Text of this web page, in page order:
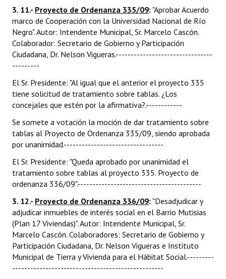
3. 11.- Proyecto de Ordenanza 335/09: "Aprobar Acuerdo
marco de Cooperación con la Universidad Nacional de Río
Negro". Autor: Intendente Municipal, Sr. Marcelo Cascón.
Colaborador: Secretario de Gobierno y Participación
Ciudadana, Dr. Nelson Vigueras.--------------------------------
---------
El Sr. Presidente: "Al igual que el anterior el proyecto 335
tiene solicitud de tratamiento sobre tablas. ¿Los
concejales que estén por la afirmativa?.------------
Se somete a votación la moción de dar tratamiento sobre
tablas al Proyecto de Ordenanza 335/09, siendo aprobada
por unanimidad.---------------------------------
El Sr. Presidente: "Queda aprobado por unanimidad el
tratamiento sobre tablas al proyecto 335. Proyecto de
ordenanza 336/09".-----------------------------------------
3. 12.- Proyecto de Ordenanza 336/09: "Desadjudicar y
adjudicar inmuebles de interés social en el Barrio Mutisias
(Plan 17 Viviendas)". Autor: Intendente Municipal, Sr.
Marcelo Cascón. Colaboradores: Secretario de Gobierno y
Participación Ciudadana, Dr. Nelson Vigueras e Instituto
Municipal de Tierra y Vivienda para el Hábitat Social.---------
--------------------------------------------------